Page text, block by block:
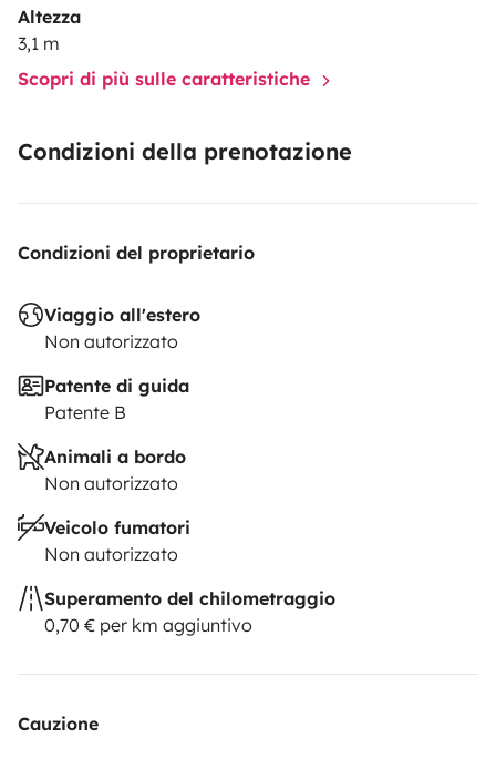
Altezza
3,1 m
Scopri di più sulle caratteristiche
Condizioni della prenotazione
Condizioni del proprietario
Viaggio all'estero
Non autorizzato
Patente di guida
Patente B
Animali a bordo
Non autorizzato
Veicolo fumatori
Non autorizzato
Superamento del chilometraggio
0,70 € per km aggiuntivo
Cauzione